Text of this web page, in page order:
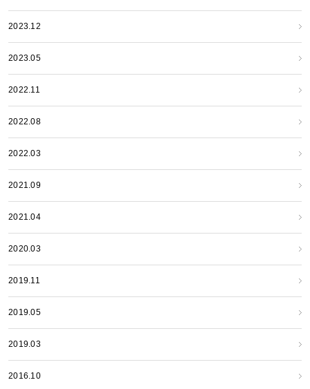
2023.12
2023.05
2022.11
2022.08
2022.03
2021.09
2021.04
2020.03
2019.11
2019.05
2019.03
2016.10